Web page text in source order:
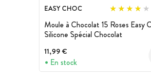
EASY CHOC
Moule à Chocolat 15 Roses Easy
Silicone Spécial Chocolat
11,99 €
En stock